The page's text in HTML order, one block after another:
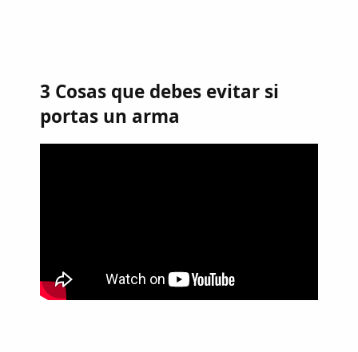
3 Cosas que debes evitar si
portas un arma